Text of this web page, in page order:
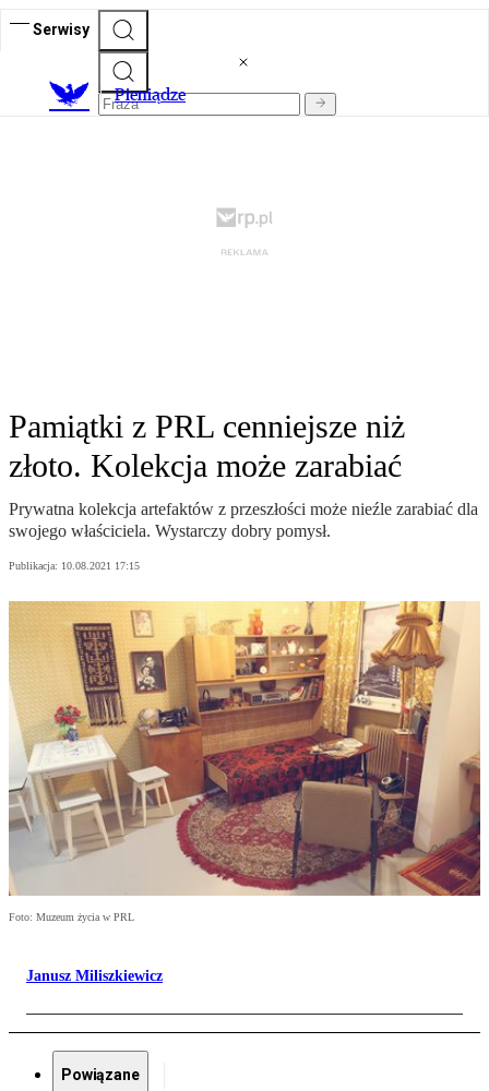
Serwisy
Pieniądze
Pamiątki z PRL cenniejsze niż
złoto. Kolekcja może zarabiać
Prywatna kolekcja artefaktów z przeszłości może nieźle zarabiać dla
swojego właściciela. Wystarczy dobry pomysł.
Publikacja: 10.08.2021 17:15
Foto: Muzeum życia w PRL
Janusz Miliszkiewicz
Powiązane